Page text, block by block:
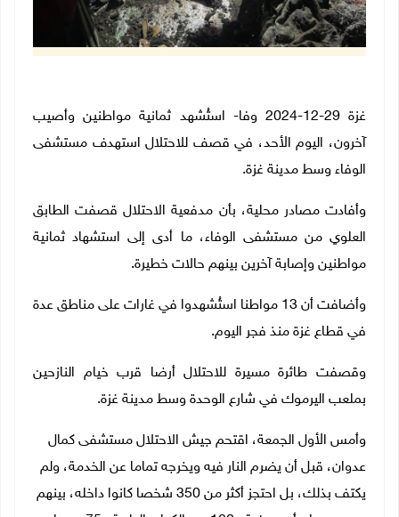
غزة 29-12-2024 وفا- استُشهد ثمانية مواطنين وأصيب
آخرون، اليوم الأحد، في قصف للاحتلال استهدف مستشفى
الوفاء وسط مدينة غزة.
وأفادت مصادر محلية، بأن مدفعية الاحتلال قصفت الطابق
العلوي من مستشفى الوفاء، ما أدى إلى استشهاد ثمانية
مواطنين وإصابة آخرين بينهم حالات خطيرة.
وأضافت أن 13 مواطنا استُشهدوا في غارات على مناطق عدة
في قطاع غزة منذ فجر اليوم.
وقصفت طائرة مسيرة للاحتلال أرضا قرب خيام النازحين
بملعب اليرموك في شارع الوحدة وسط مدينة غزة.
وأمس الأول الجمعة، اقتحم جيش الاحتلال مستشفى كمال
عدوان، قبل أن يضرم النار فيه ويخرجه تماما عن الخدمة، ولم
يكتف بذلك، بل احتجز أكثر من 350 شخصا كانوا داخله، بينهم